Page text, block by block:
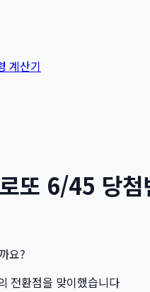
계산기
로또 6/45 당첨
요?
전환점을 맞이했습니다